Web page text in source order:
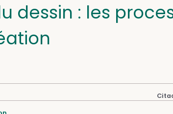
dessin : les